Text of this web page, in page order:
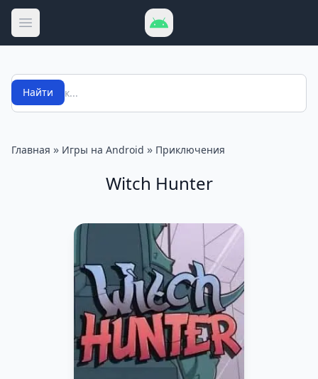
Открыть меню
Поиск
Найти
Главная » Игры на Android » Приключения
Witch Hunter